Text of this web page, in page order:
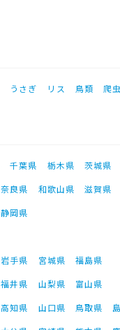
うさぎ リス 鳥類 爬
千葉県 栃木県 茨城県
奈良県 和歌山県
滋賀県
静岡県
岩手県 宮城県
福島県
福井県 山梨県
富山県
高知県 山口県 鳥取県